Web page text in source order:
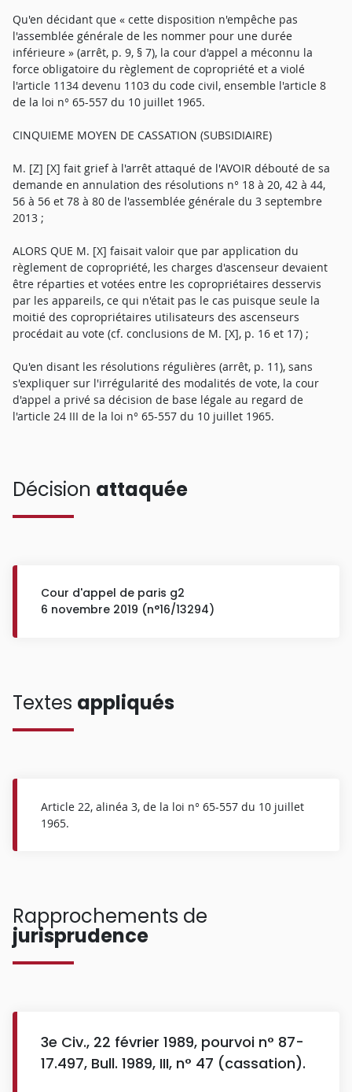
Qu'en décidant que « cette disposition n'empêche pas
l'assemblée générale de les nommer pour une durée
inférieure » (arrêt, p. 9, § 7), la cour d'appel a méconnu la
force obligatoire du règlement de copropriété et a violé
l'article 1134 devenu 1103 du code civil, ensemble l'article 8
de la loi n° 65-557 du 10 juillet 1965.
CINQUIEME MOYEN DE CASSATION (SUBSIDIAIRE)
M. [Z] [X] fait grief à l'arrêt attaqué de l'AVOIR débouté de sa
demande en annulation des résolutions n° 18 à 20, 42 à 44,
56 à 56 et 78 à 80 de l'assemblée générale du 3 septembre
2013 ;
ALORS QUE M. [X] faisait valoir que par application du
règlement de copropriété, les charges d'ascenseur devaient
être réparties et votées entre les copropriétaires desservis
par les appareils, ce qui n'était pas le cas puisque seule la
moitié des copropriétaires utilisateurs des ascenseurs
procédait au vote (cf. conclusions de M. [X], p. 16 et 17) ;
Qu'en disant les résolutions régulières (arrêt, p. 11), sans
s'expliquer sur l'irrégularité des modalités de vote, la cour
d'appel a privé sa décision de base légale au regard de
l'article 24 III de la loi n° 65-557 du 10 juillet 1965.
Décision attaquée
Cour d'appel de paris g2
6 novembre 2019 (n°16/13294)
Textes appliqués
Article 22, alinéa 3, de la loi n° 65-557 du 10 juillet
1965.
Rapprochements de
jurisprudence
3e Civ., 22 février 1989, pourvoi n° 87-
17.497, Bull. 1989, III, n° 47 (cassation).